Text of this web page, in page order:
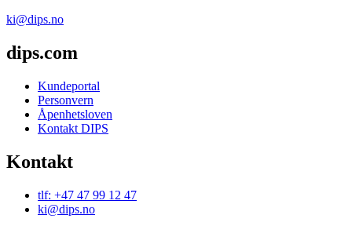
ki@dips.no
dips.com
Kundeportal
Personvern
Åpenhetsloven
Kontakt DIPS
Kontakt
tlf: +47 47 99 12 47
ki@dips.no